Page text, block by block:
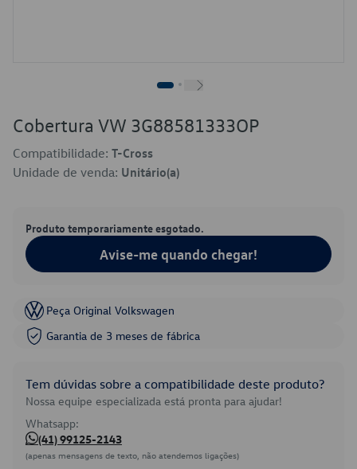
Cobertura VW 3G88581333OP
Compatibilidade: T-Cross
Unidade de venda: Unitário(a)
Produto temporariamente esgotado.
Avise-me quando chegar!
Peça Original Volkswagen
Garantia de 3 meses de fábrica
Tem dúvidas sobre a compatibilidade deste produto?
Nossa equipe especializada está pronta para ajudar!
Whatsapp:
(41) 99125-2143
(apenas mensagens de texto, não atendemos ligações)